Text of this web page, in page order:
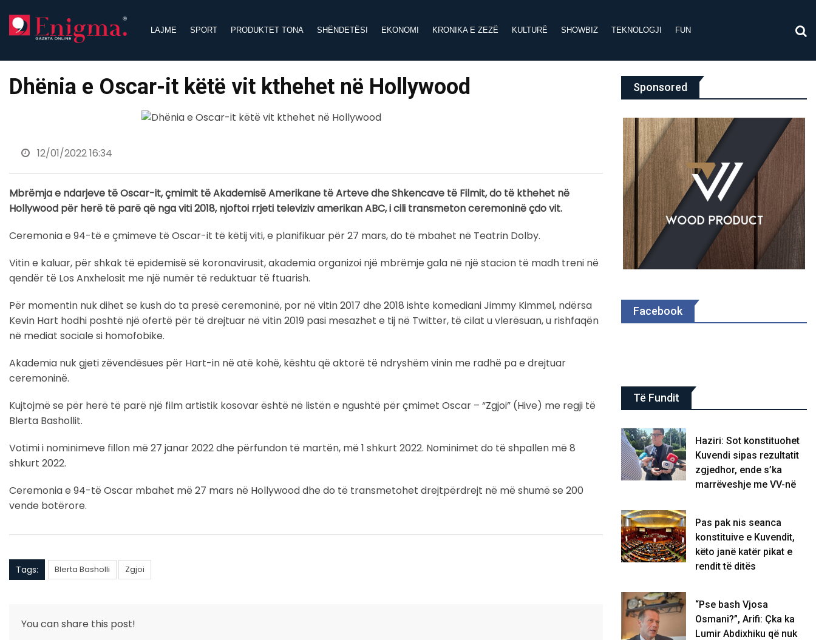
content
LAJME SPORT PRODUKTET TONA SHËNDETËSI EKONOMI KRONIKA E ZEZË KULTURË SHOWBIZ TEKNOLOGJI FUN
Dhënia e Oscar-it këtë vit kthehet në Hollywood
12/01/2022 16:34
Mbrëmja e ndarjeve të Oscar-it, çmimit të Akademisë Amerikane të Arteve dhe Shkencave të Filmit, do të kthehet në
Hollywood për herë të parë që nga viti 2018, njoftoi rrjeti televiziv amerikan ABC, i cili transmeton ceremoninë çdo vit.
Ceremonia e 94-të e çmimeve të Oscar-it të këtij viti, e planifikuar për 27 mars, do të mbahet në Teatrin Dolby.
Vitin e kaluar, për shkak të epidemisë së koronavirusit, akademia organizoi një mbrëmje gala në një stacion të madh treni në
qendër të Los Anxhelosit me një numër të reduktuar të ftuarish.
Për momentin nuk dihet se kush do ta presë ceremoninë, por në vitin 2017 dhe 2018 ishte komediani Jimmy Kimmel, ndërsa
Kevin Hart hodhi poshtë një ofertë për të drejtuar në vitin 2019 pasi mesazhet e tij në Twitter, të cilat u vlerësuan, u rishfaqën
në mediat sociale si homofobike.
Akademia nuk gjeti zëvendësues për Hart-in në atë kohë, kështu që aktorë të ndryshëm vinin me radhë pa e drejtuar
ceremoninë.
Kujtojmë se për herë të parë një film artistik kosovar është në listën e ngushtë për çmimet Oscar – “Zgjoi” (Hive) me regji të
Blerta Bashollit.
Votimi i nominimeve fillon më 27 janar 2022 dhe përfundon të martën, më 1 shkurt 2022. Nominimet do të shpallen më 8
shkurt 2022.
Ceremonia e 94-të Oscar mbahet më 27 mars në Hollywood dhe do të transmetohet drejtpërdrejt në më shumë se 200
vende botërore.
Tags: Blerta Basholli Zgjoi
You can share this post!
Sponsored
Facebook
Të Fundit
Haziri: Sot konstituohet
Kuvendi sipas rezultatit
zgjedhor, ende s’ka
marrëveshje me VV-në
Pas pak nis seanca
konstituive e Kuvendit,
këto janë katër pikat e
rendit të ditës
“Pse bash Vjosa
Osmani?”, Arifi: Çka ka
Lumir Abdixhiku që nuk